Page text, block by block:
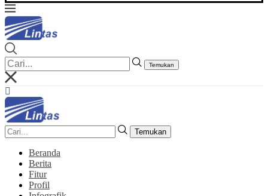
Temukan
Temukan
Beranda
Berita
Fitur
Profil